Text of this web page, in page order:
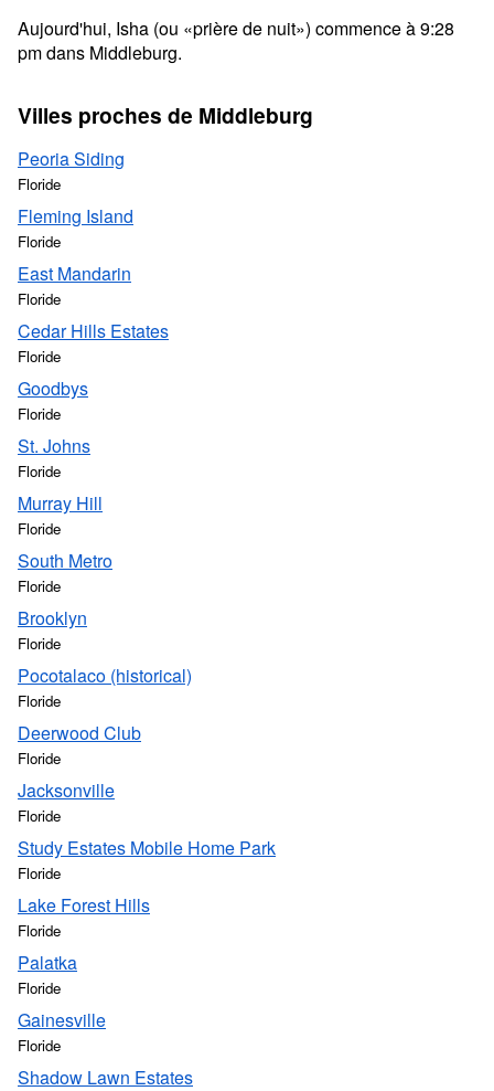
Aujourd'hui, Isha (ou «prière de nuit») commence à 9:28
pm dans Middleburg.
Villes proches de Middleburg
Peoria Siding
Floride
Fleming Island
Floride
East Mandarin
Floride
Cedar Hills Estates
Floride
Goodbys
Floride
St. Johns
Floride
Murray Hill
Floride
South Metro
Floride
Brooklyn
Floride
Pocotalaco (historical)
Floride
Deerwood Club
Floride
Jacksonville
Floride
Study Estates Mobile Home Park
Floride
Lake Forest Hills
Floride
Palatka
Floride
Gainesville
Floride
Shadow Lawn Estates